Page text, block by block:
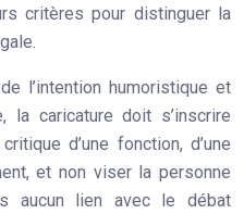
critères pour distinguer la
l’intention humoristique et
la caricature doit s’inscrire
d’une fonction, d’une
et non viser la personne
aucun lien avec le débat